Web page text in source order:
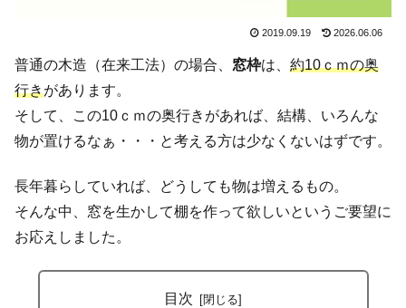
2019.09.19 2026.06.06
普通の木造（在来工法）の場合、 窓枠は、 約10ｃｍの奥
行きがあります。
そして、この10ｃｍの奥行きがあれば、結構、いろんな
物が置けるなぁ・・・と考える方は少なくないはずです。
長年暮らしていれば、どうしても物は増えるもの。
そんな中、窓を生かして棚を作って欲しいというご要望に
お応えしました。
目次